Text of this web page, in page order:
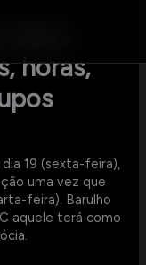
horas,
19 (sexta-feira),
uma vez que
feira). Barulho
aquele terá como